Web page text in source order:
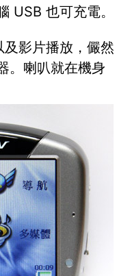
USB 也可充電。
影片播放，儼然
。喇叭就在機身